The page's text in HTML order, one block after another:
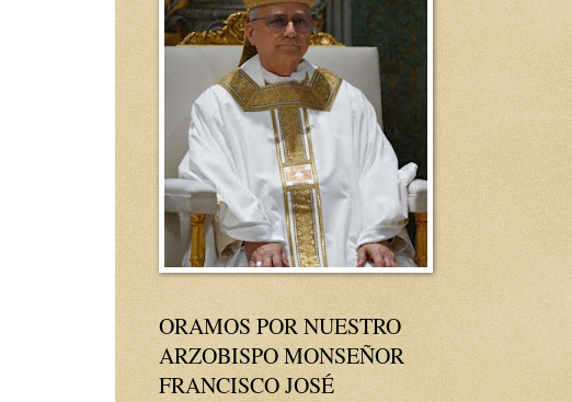
ORAMOS POR NUESTRO
ARZOBISPO MONSEÑOR
FRANCISCO JOSÉ